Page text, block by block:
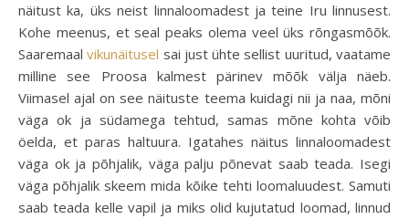
näitust ka, üks neist linnaloomadest ja teine Iru linnusest.
Kohe meenus, et seal peaks olema veel üks rõngasmõõk.
Saaremaalvikunäitusel sai just ühte sellist uuritud, vaatame
milline see Proosa kalmest pärinev mõõk välja näeb.
Viimasel ajal on see näituste teema kuidagi nii ja naa, mõni
väga ok ja südamega tehtud, samas mõne kohta võib
öelda, et paras haltuura. Igatahes näitus linnaloomadest
väga ok ja põhjalik, väga palju põnevat saab teada. Isegi
väga põhjalik skeem mida kõike tehti loomaluudest. Samuti
saab teada kelle vapil ja miks olid kujutatud loomad, linnud